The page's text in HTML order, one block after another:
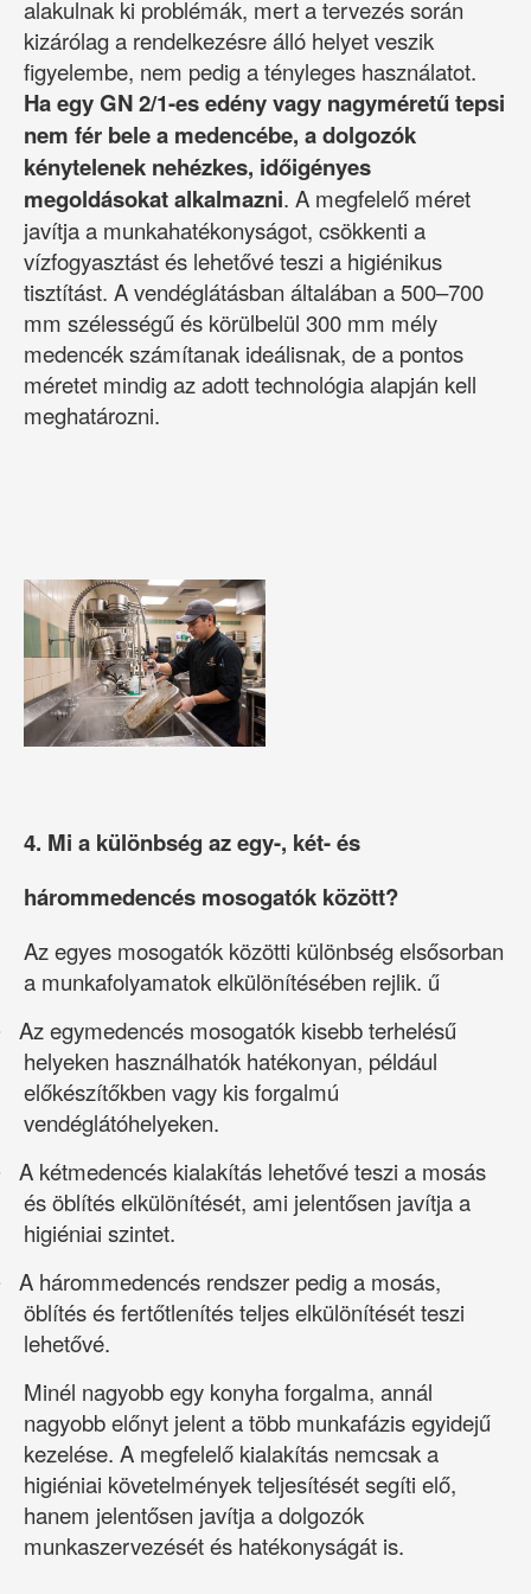
alakulnak ki problémák, mert a tervezés során
kizárólag a rendelkezésre álló helyet veszik
figyelembe, nem pedig a tényleges használatot.
Ha egy GN 2/1-es edény vagy nagyméretű tepsi
nem fér bele a medencébe, a dolgozók
kénytelenek nehézkes, időigényes
megoldásokat alkalmazni. A megfelelő méret
javítja a munkahatékonyságot, csökkenti a
vízfogyasztást és lehetővé teszi a higiénikus
tisztítást. A vendéglátásban általában a 500–700
mm szélességű és körülbelül 300 mm mély
medencék számítanak ideálisnak, de a pontos
méretet mindig az adott technológia alapján kell
meghatározni.
4. Mi a különbség az egy-, két- és
hárommedencés mosogatók között?
Az egyes mosogatók közötti különbség elsősorban
a munkafolyamatok elkülönítésében rejlik. ű
Az egymedencés mosogatók kisebb terhelésű
helyeken használhatók hatékonyan, például
előkészítőkben vagy kis forgalmú
vendéglátóhelyeken.
A kétmedencés kialakítás lehetővé teszi a mosás
és öblítés elkülönítését, ami jelentősen javítja a
higiéniai szintet.
A hárommedencés rendszer pedig a mosás,
öblítés és fertőtlenítés teljes elkülönítését teszi
lehetővé.
Minél nagyobb egy konyha forgalma, annál
nagyobb előnyt jelent a több munkafázis egyidejű
kezelése. A megfelelő kialakítás nemcsak a
higiéniai követelmények teljesítését segíti elő,
hanem jelentősen javítja a dolgozók
munkaszervezését és hatékonyságát is.